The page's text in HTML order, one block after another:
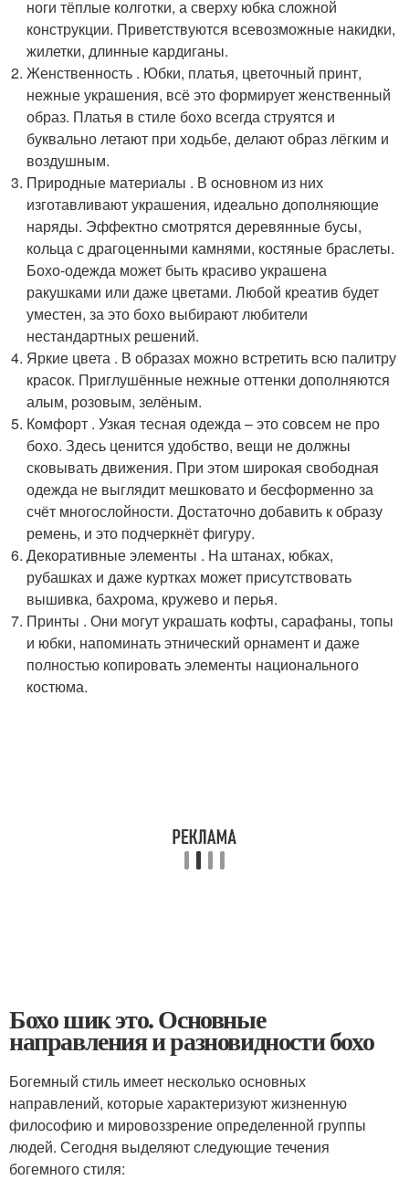
ноги тёплые колготки, а сверху юбка сложной
конструкции. Приветствуются всевозможные накидки,
жилетки, длинные кардиганы.
Женственность . Юбки, платья, цветочный принт,
нежные украшения, всё это формирует женственный
образ. Платья в стиле бохо всегда струятся и
буквально летают при ходьбе, делают образ лёгким и
воздушным.
Природные материалы . В основном из них
изготавливают украшения, идеально дополняющие
наряды. Эффектно смотрятся деревянные бусы,
кольца с драгоценными камнями, костяные браслеты.
Бохо-одежда может быть красиво украшена
ракушками или даже цветами. Любой креатив будет
уместен, за это бохо выбирают любители
нестандартных решений.
Яркие цвета . В образах можно встретить всю палитру
красок. Приглушённые нежные оттенки дополняются
алым, розовым, зелёным.
Комфорт . Узкая тесная одежда – это совсем не про
бохо. Здесь ценится удобство, вещи не должны
сковывать движения. При этом широкая свободная
одежда не выглядит мешковато и бесформенно за
счёт многослойности. Достаточно добавить к образу
ремень, и это подчеркнёт фигуру.
Декоративные элементы . На штанах, юбках,
рубашках и даже куртках может присутствовать
вышивка, бахрома, кружево и перья.
Принты . Они могут украшать кофты, сарафаны, топы
и юбки, напоминать этнический орнамент и даже
полностью копировать элементы национального
костюма.
Бохо шик это. Основные
направления и разновидности бохо
Богемный стиль имеет несколько основных
направлений, которые характеризуют жизненную
философию и мировоззрение определенной группы
людей. Сегодня выделяют следующие течения
богемного стиля: